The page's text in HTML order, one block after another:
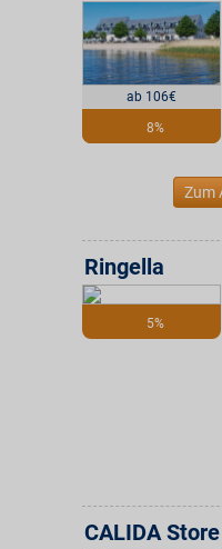
ab 106€
8%
Zum
5%
Ringella
CALIDA Store